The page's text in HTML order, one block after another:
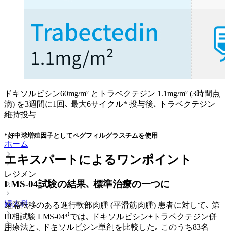
ドキソルビシン60mg/m² とトラベクテジン 1.1mg/m² (3時間点
滴) を3週間に1回､ 最大6サイクル* 投与後､ トラベクテジン
維持投与
*好中球増殖因子としてペグフィルグラスチムを使用
エキスパートによるワンポイント
LMS-04試験の結果､ 標準治療の一つに
遠隔転移のある進行軟部肉腫 (平滑筋肉腫) 患者に対して､ 第
III相試験 LMS-04⁴⁾では､ ドキソルビシン+トラベクテジン併
用療法と､ ドキソルビシン単剤を比較した｡ このうち83名
ホーム
レジメン
婦人科